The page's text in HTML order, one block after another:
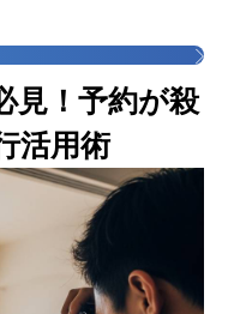
見！予約が殺
活用術